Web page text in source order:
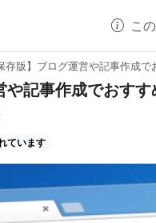
こ
存版】ブログ運営や記事作成
や記事作成でおす
ています